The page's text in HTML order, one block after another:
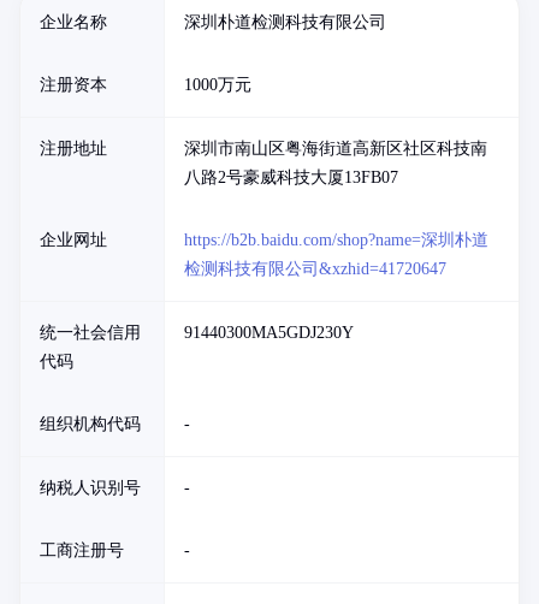
企业名称 深圳朴道检测科技有限公司
注册资本 1000万元
注册地址
深圳市南山区粤海街道高新区社区科技南
八路2号豪威科技大厦13FB07
企业网址
https://b2b.baidu.com/shop?name=深圳朴道
检测科技有限公司&xzhid=41720647
统一社会信用
代码
91440300MA5GDJ230Y
组织机构代码 -
纳税人识别号 -
工商注册号 -